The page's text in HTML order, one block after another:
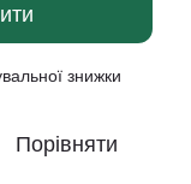
знижки
Порівняти